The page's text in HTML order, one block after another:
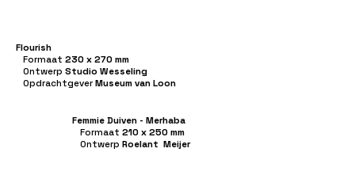
Flourish
Formaat230 x 270 mm
OntwerpStudio Wesseling
OpdrachtgeverMuseum van Loon
Femmie Duiven - Merhaba
Formaat 210 x 250 mm
Ontwerp Roelant Meijer